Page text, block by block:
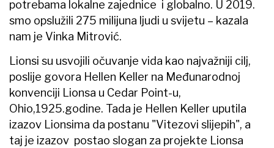
potrebama lokalne zajednice i globalno. U 2019.
smo opslužili 275 milijuna ljudi u svijetu – kazala
nam je Vinka Mitrović.
Lionsi su usvojili očuvanje vida kao najvažniji cilj,
poslije govora Hellen Keller na Međunarodnoj
konvenciji Lionsa u Cedar Point-u,
Ohio,1925.godine. Tada je Hellen Keller uputila
izazov Lionsima da postanu "Vitezovi slijepih", a
taj je izazov postao slogan za projekte Lionsa